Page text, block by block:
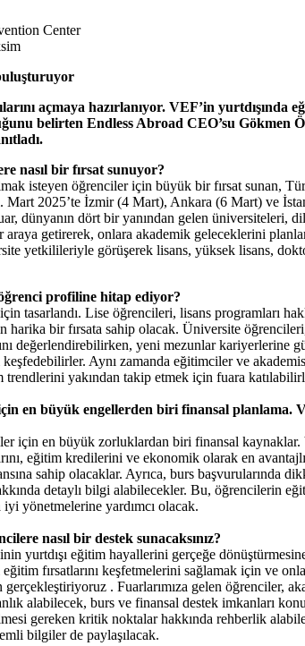
Center
açmaya hazırlanıyor. VEF’in yurtdışında
belirten Endless Abroad CEO’su Gökmen
nasıl bir fırsat sunuyor?
isteyen öğrenciler için büyük bir fırsat sunan,
Mart 2025’te İzmir (4 Mart), Ankara (6 Mart) ve
dünyanın dört bir yanından gelen üniversiteleri,
getirerek, onlara akademik geleceklerini
yetkilileriyle görüşerek lisans, yüksek lisans,
profiline hitap ediyor?
tasarlandı. Lise öğrencileri, lisans programları
bir fırsata sahip olacak. Üniversite
değerlendirebilirken, yeni mezunlar kariyerlerine
Aynı zamanda eğitimciler ve
yakından takip etmek için fuara
en büyük engellerden biri finansal planlama.
için en büyük zorluklardan biri finansal kaynaklar.
eğitim kredilerini ve ekonomik olarak en
sahip olacaklar. Ayrıca, burs başvurularında
detaylı bilgi alabilecekler. Bu, öğrencilerin
yönetmelerine yardımcı olacak.
nasıl bir destek sunacaksınız?
yurtdışı eğitim hayallerini gerçeğe
fırsatlarını keşfetmelerini sağlamak için ve
. Fuarlarımıza gelen öğrenciler,
alabilecek, burs ve finansal destek imkanları
gereken kritik noktalar hakkında rehberlik
bilgiler de paylaşılacak.